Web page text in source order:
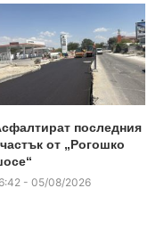
последния
от „Рогошко
- 05/08/2026